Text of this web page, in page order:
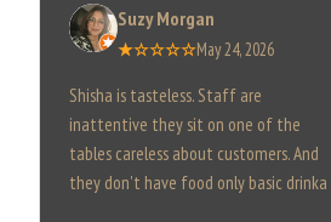
Suzy Morgan
★☆☆☆☆May 24, 2026
Shisha is tasteless. Staff are
inattentive they sit on one of the
tables careless about customers. And
they don't have food only basic drinka